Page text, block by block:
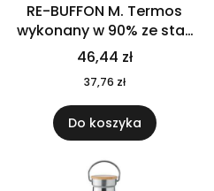
RE-BUFFON M. Termos
wykonany w 90% ze stali
nierdzewnej
pochodzącej z
recyklingu 520 ml 94294
46,44 zł
37,76 zł
Do koszyka